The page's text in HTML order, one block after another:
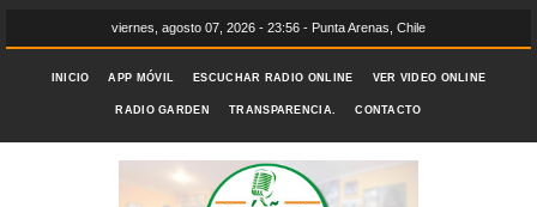
viernes, agosto 07, 2026 - 23:56 - Punta Arenas, Chile
INICIO APP MÓVIL ESCUCHAR RADIO ONLINE VER VIDEO ONLINE
RADIO GARDEN TRANSPARENCIA. CONTACTO